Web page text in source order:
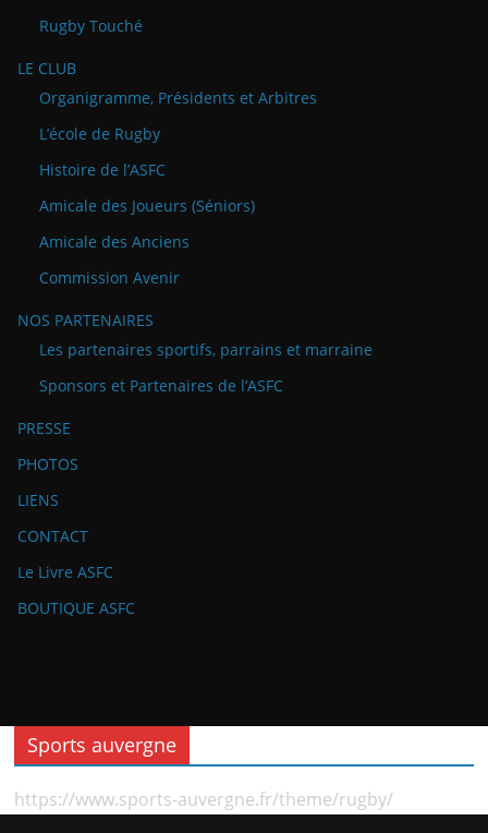
Rugby Touché
LE CLUB
Organigramme, Présidents et Arbitres
L’école de Rugby
Histoire de l’ASFC
Amicale des Joueurs (Séniors)
Amicale des Anciens
Commission Avenir
NOS PARTENAIRES
Les partenaires sportifs, parrains et marraine
Sponsors et Partenaires de l’ASFC
PRESSE
PHOTOS
LIENS
CONTACT
Le Livre ASFC
BOUTIQUE ASFC
Sports auvergne
https://www.sports-auvergne.fr/theme/rugby/